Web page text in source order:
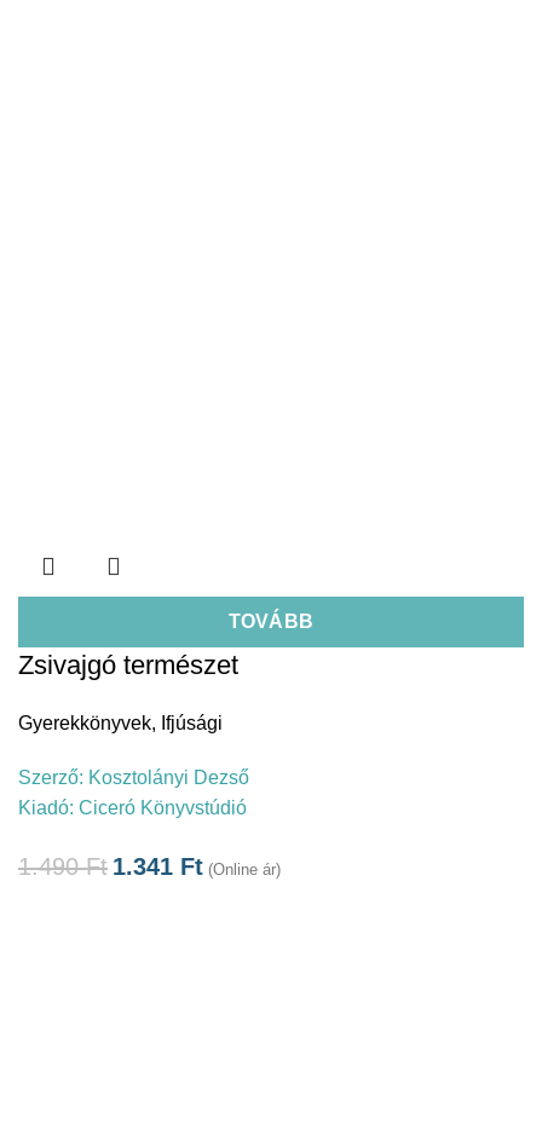
TOVÁBB
Zsivajgó természet
Gyerekkönyvek, Ifjúsági
Szerző: Kosztolányi Dezső
Kiadó: Ciceró Könyvstúdió
1.490Ft 1.341 Ft (Online ár)